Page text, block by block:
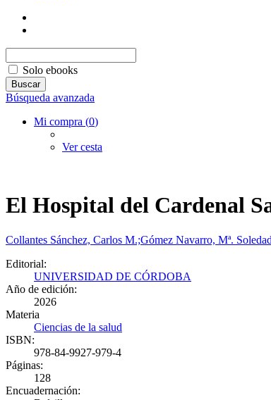
Solo ebooks
Búsqueda avanzada
Mi compra (0)
Ver cesta
El Hospital del Cardenal
Collantes Sánchez, Carlos M.;Gómez Navarro, Mª. Soledad
Editorial:
UNIVERSIDAD DE CÓRDOBA
Año de edición:
2026
Materia
Ciencias de la salud
ISBN:
978-84-9927-979-4
Páginas:
128
Encuadernación: